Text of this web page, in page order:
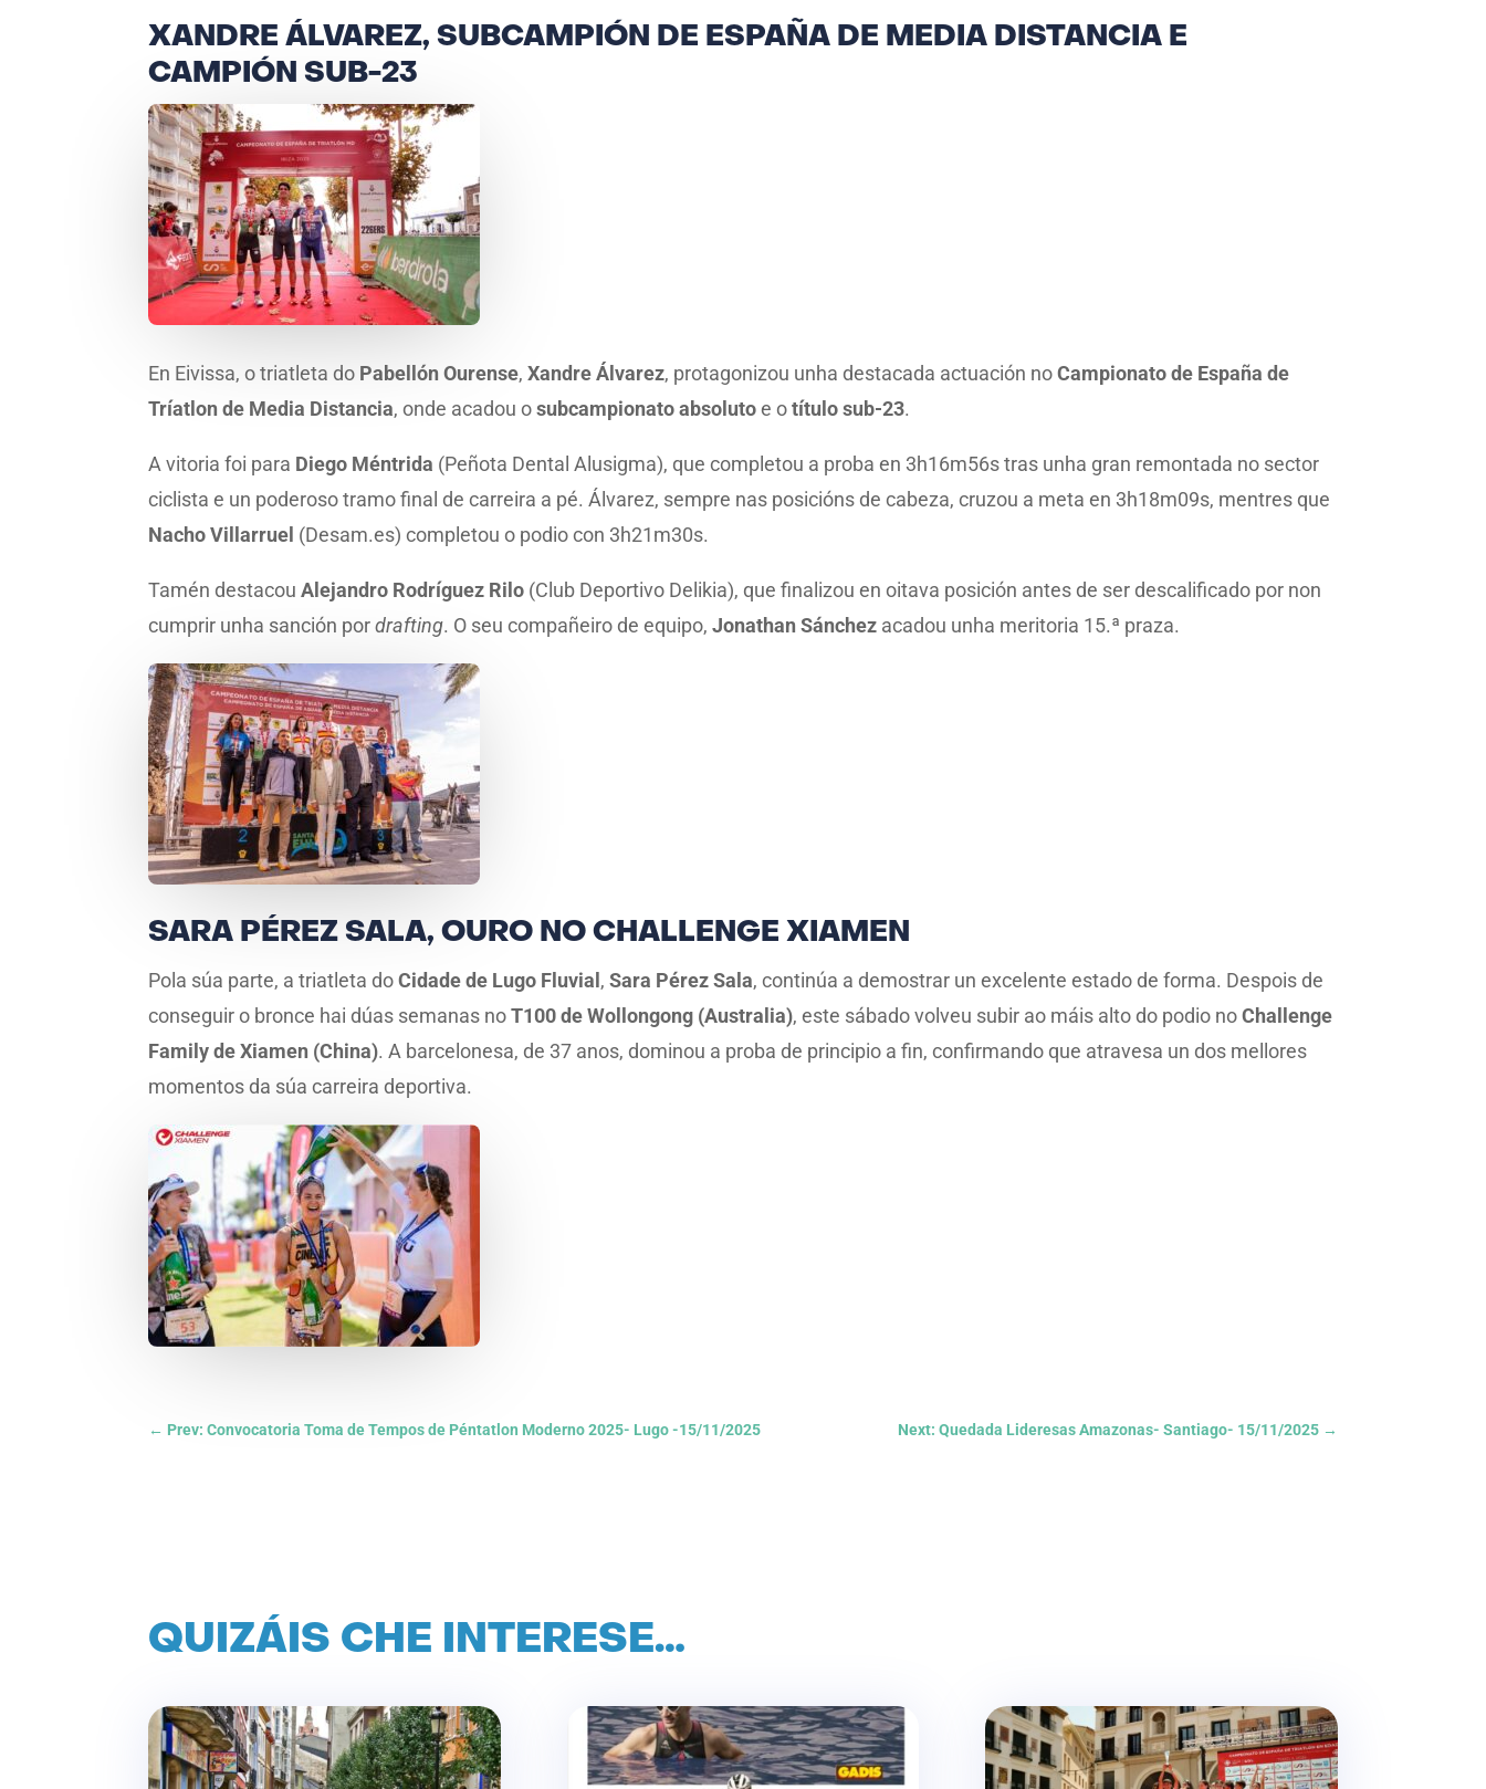
XANDRE ÁLVAREZ, SUBCAMPIÓN DE ESPAÑA DE MEDIA DISTANCIA E
CAMPIÓN SUB-23
En Eivissa, o triatleta do Pabellón Ourense,Xandre Álvarez, protagonizou unha destacada actuación noCampionato de España de
Tríatlon de Media Distancia, onde acadou osubcampionato absolutoe otítulo sub-23.
A vitoria foi para Diego Méntrida (Peñota Dental Alusigma), que completou a proba en 3h16m56s tras unha gran remontada no sector
ciclista e un poderoso tramo final de carreira a pé. Álvarez, sempre nas posicións de cabeza, cruzou a meta en 3h18m09s, mentres que
Nacho Villarruel (Desam.es) completou o podio con 3h21m30s.
Tamén destacouAlejandro Rodríguez Rilo (Club Deportivo Delikia), que finalizou en oitava posición antes de ser descalificado por non
cumprir unha sanción pordrafting. O seu compañeiro de equipo,Jonathan Sánchez acadou unha meritoria 15.ª praza.
SARA PÉREZ SALA, OURO NO CHALLENGE XIAMEN
Pola súa parte, a triatleta doCidade de Lugo Fluvial ,Sara Pérez Sala, continúa a demostrar un excelente estado de forma. Despois de
conseguir o bronce hai dúas semanas noT100 de Wollongong (Australia), este sábado volveu subir ao máis alto do podio noChallenge
Family de Xiamen (China). A barcelonesa, de 37 anos, dominou a proba de principio a fin, confirmando que atravesa un dos mellores
momentos da súa carreira deportiva.
← Prev: Convocatoria Toma de Tempos de Péntatlon Moderno 2025- Lugo -15/11/2025 Next: Quedada Lideresas Amazonas- Santiago- 15/11/2025→
QUIZÁIS CHE INTERESE…